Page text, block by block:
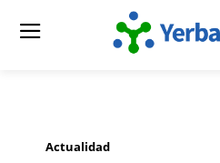
Actualidad